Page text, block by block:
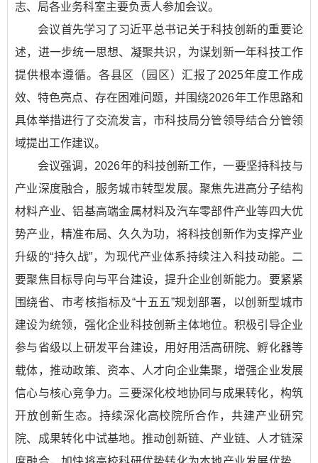
志、局各业务科室主要负责人参加会议。
会议首先学习了习近平总书记关于科技创新的重要论
述，进一步统一思想、凝聚共识，为谋划新一年科技工作
提供根本遵循。各县区（园区）汇报了2025年度工作成
效、特色亮点、存在困难问题，并围绕2026年工作思路和
具体举措进行了交流发言，市科技局分管领导结合分管领
域提出工作建议。
会议强调，2026年的科技创新工作，一要坚持科技与
产业深度融合，服务城市转型发展。聚焦先进高分子结构
材料产业、铝基高端金属材料及汽车零部件产业等四大优
势产业，精准布局、久久为功，将科技创新作为支撑产业
升级的“持久战”，为现代产业体系持续注入科技动能。二
要聚焦目标导向与平台建设，提升企业创新能力。要紧紧
围绕省、市考核指标及“十五五”规划部署，以创新型城市
建设为统领，强化企业科技创新主体地位。积极引导企业
参与省级以上研发平台建设，用好用活高研院、孵化器等
载体，推动政策、资本、人才向企业集聚，增强企业发展
信心与核心竞争力。三要深化校地协同与成果转化，构筑
开放创新生态。持续深化高校院所合作，共建产业研究
院、成果转化中试基地。推动创新链、产业链、人才链深